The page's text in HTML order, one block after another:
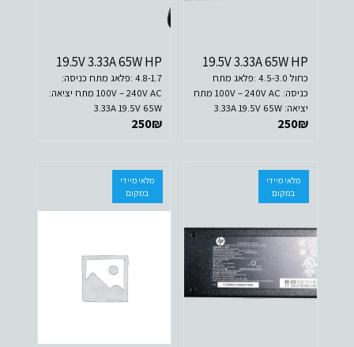
19.5V 3.33A 65W HP
כחול 4.5-3.0 :פלאג מתח
כניסה: 100V – 240V AC מתח
יציאה: 3.33A 19.5V 65W
250₪
19.5V 3.33A 65W HP
4.8-1.7 :פלאג מתח כניסה:
100V – 240V AC מתח יציאה:
3.33A 19.5V 65W
250₪
מלאי מיידי
במקום
מלאי מיידי
במקום